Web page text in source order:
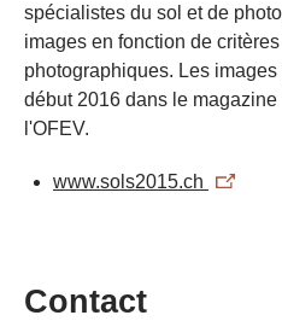
spécialistes du sol et de
images en fonction de
photographiques. Les
début 2016 dans le
l'OFEV.
www.sols2015.ch
Contact